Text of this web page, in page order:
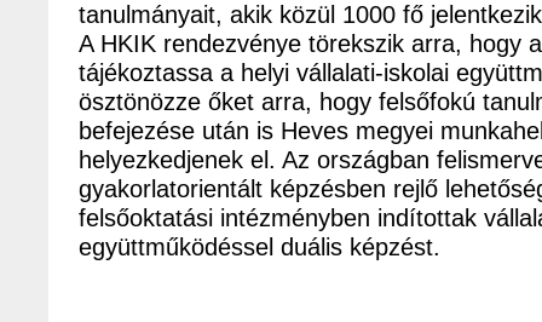
tanulmányait, akik közül 1000 fő
A HKIK rendezvénye törekszik arra, hogy
tájékoztassa a helyi vállalati-iskolai
ösztönözze őket arra, hogy felsőfokú
befejezése után is Heves megyei
helyezkedjenek el. Az országban
gyakorlatorientált képzésben rejlő
felsőoktatási intézményben indítottak
együttműködéssel duális képzést.